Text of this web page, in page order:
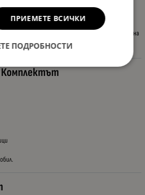
на интериора, така и за цялостно освежаване на
ПРИЕМЕТЕ ВСИЧКИ
ПОДРОБНОСТИ